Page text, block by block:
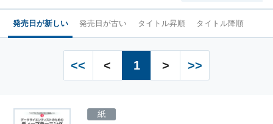
発売日が新しい 発売日が古い タイトル昇順 タイトル降順
<< < 1 > >>
紙